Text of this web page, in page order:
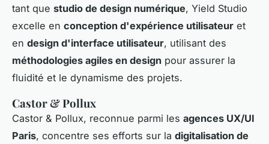
tant que studio de design numérique, Yield Studio
excelle en conception d'expérience utilisateur et
en design d'interface utilisateur, utilisant des
méthodologies agiles en design pour assurer la
fluidité et le dynamisme des projets.
Castor & Pollux
Castor & Pollux, reconnue parmi les agences UX/UI
Paris, concentre ses efforts sur la digitalisation de